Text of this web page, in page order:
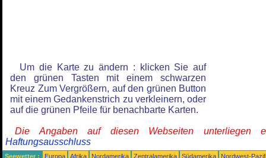
Um die Karte zu ändern : klicken Sie auf
den grünen Tasten mit einem schwarzen
Kreuz Zum Vergrößern, auf den grünen Button
mit einem Gedankenstrich zu verkleinern, oder
auf die grünen Pfeile für benachbarte Karten.
Die Angaben auf diesen Webseiten unterliegen
Haftungsausschluss
Seewetter : Europa Afrika Nordamerika Zentralamerika Südamerika
Nordwest-